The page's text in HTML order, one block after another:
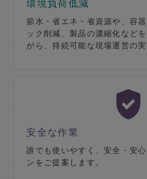
環境負荷低減
節水・省エネ・省資源や、容
ック削減、製品の濃縮化など
がら、持続可能な現場運営の実
安全な作業
誰でも使いやすく、安全・安
ンをご提案します。​